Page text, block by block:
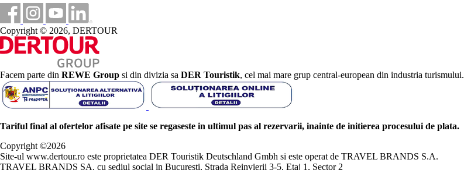
Copyright © 2026, DERTOUR
Facem parte din REWE Group si din divizia sa DER Touristik, cel mai mare grup central-european din industria turismului.
Tariful final al ofertelor afisate pe site se regaseste in ultimul pas al rezervarii, inainte de initierea procesului de plata.
Copyright ©2026
Site-ul www.dertour.ro este proprietatea DER Touristik Deutschland Gmbh si este operat de TRAVEL BRANDS S.A.
TRAVEL BRANDS SA, cu sediul social in Bucuresti, Strada Reinvierii 3-5, Etaj 1, Sector 2